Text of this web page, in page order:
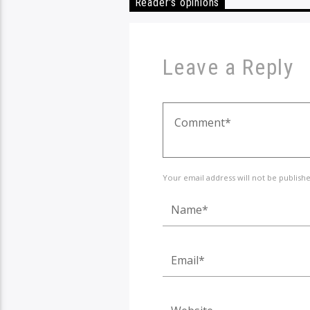
Reader's opinions
Leave a Reply
Your email address will not be